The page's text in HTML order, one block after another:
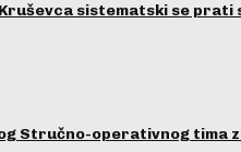
sistematski se
Stručno-operativnog tima